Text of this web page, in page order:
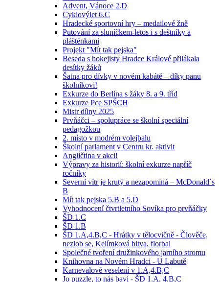
Advent, Vánoce 2.D
Cyklovýlet 6.C
Hradecké sportovní hry – medailové žně
Putování za sluníčkem-letos i s deštníky a
pláštěnkami
Projekt "Mít tak pejska"
Beseda s hokejisty Hradce Králové přilákala
desítky žáků
Šatna pro dívky v novém kabátě – díky panu
školníkovi!
Exkurze do Berlína s žáky 8. a 9. tříd
Exkurze Pce SPŠCH
Mistr dílny 2025
Prvňáčci – spolupráce se školní speciální
pedagožkou
2. místo v modrém volejbalu
Školní parlament v Centru kr. aktivit
Angličtina v akci!
Výpravy za historií: školní exkurze napříč
ročníky
Severní vítr je krutý a nezapomíná – McDonald´s
B
Mít tak pejska 5.B a 5.D
Vyhodnocení čtvrtletního Sovíka pro prvňáčky
ŠD 1.C
ŠD 1.B
ŠD 1.A,4.B,C - Hrátky v tělocvičně - Člověče,
nezlob se, Kelímková bitva, florbal
Společné tvoření družinkového jarního stromu
Knihovna na Novém Hradci - U Labutě
Karnevalové veselení v 1.A,4.B,C
Jo puzzle, to nás baví - ŠD 1.A, 4.B,C